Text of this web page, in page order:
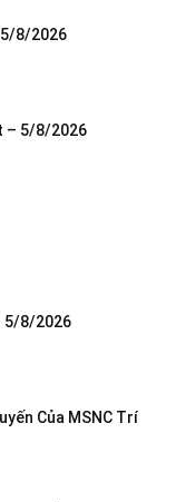
5/8/2026
– 5/8/2026
5/8/2026
Của MSNC Trí